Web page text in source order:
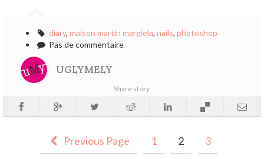
diary, maison martin margiela, nails, photoshop
Pas de commentaire
UGLYMELY
Share story
Previous Page 1 2
3